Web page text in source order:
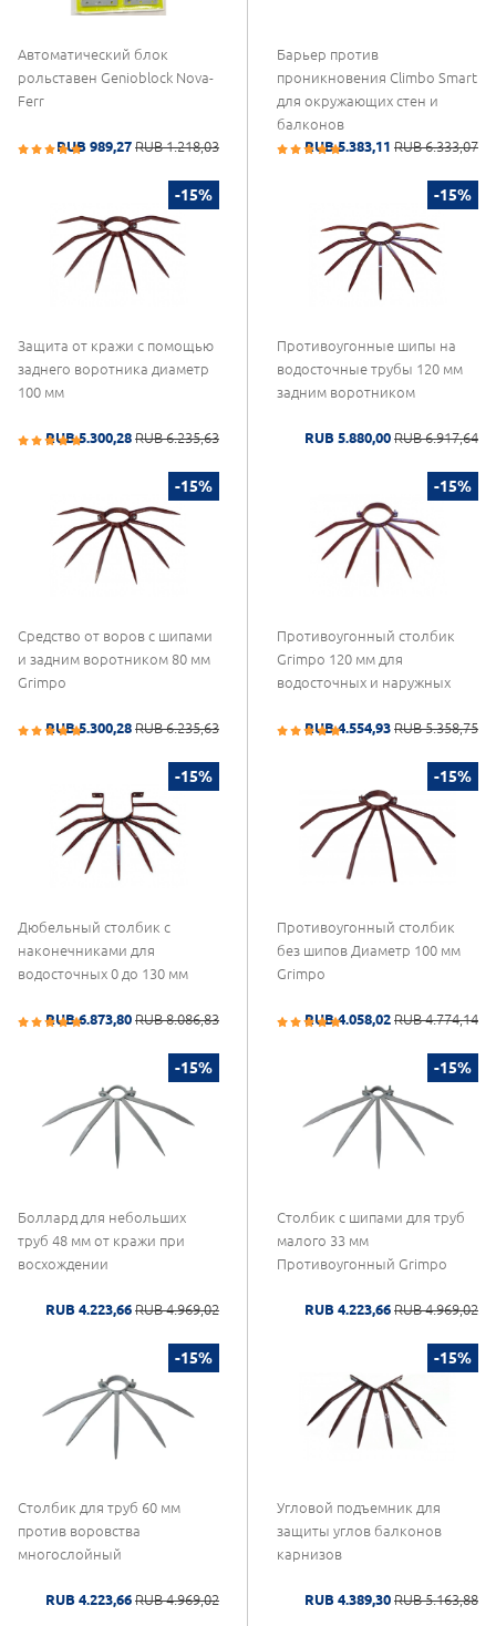
Автоматический блок
рольставен Genioblock Nova-
Ferr
RUB 989,27 RUB 1.218,03
Барьер против
проникновения Climbo Smart
для окружающих стен и
балконов
RUB 5.383,11 RUB 6.333,07
-15%
Защита от кражи с помощью
заднего воротника диаметр
100 мм
RUB 5.300,28 RUB 6.235,63
-15%
Противоугонные шипы на
водосточные трубы 120 мм
задним воротником
RUB 5.880,00 RUB 6.917,64
-15%
Средство от воров с шипами
и задним воротником 80 мм
Grimpo
RUB 5.300,28 RUB 6.235,63
-15%
Противоугонный столбик
Grimpo 120 мм для
водосточных и наружных
RUB 4.554,93 RUB 5.358,75
-15%
Дюбельный столбик с
наконечниками для
водосточных 0 до 130 мм
RUB 6.873,80 RUB 8.086,83
-15%
Противоугонный столбик
без шипов Диаметр 100 мм
Grimpo
RUB 4.058,02 RUB 4.774,14
-15%
Боллард для небольших
труб 48 мм от кражи при
восхождении
RUB 4.223,66 RUB 4.969,02
-15%
Столбик с шипами для труб
малого 33 мм
Противоугонный Grimpo
RUB 4.223,66 RUB 4.969,02
-15%
Столбик для труб 60 мм
против воровства
многослойный
RUB 4.223,66 RUB 4.969,02
-15%
Угловой подъемник для
защиты углов балконов
карнизов
RUB 4.389,30 RUB 5.163,88